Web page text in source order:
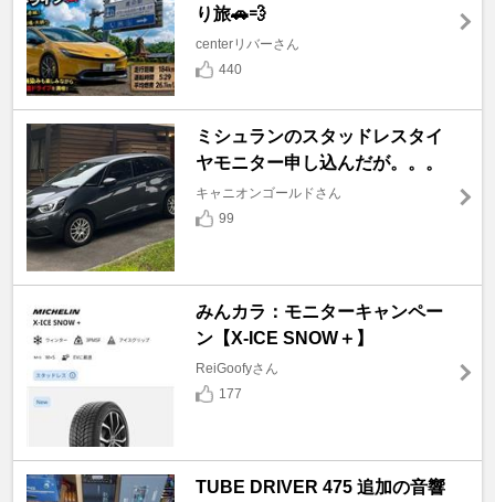
り旅🚗💨
centerリバーさん
440
ミシュランのスタッドレスタイ
ヤモニター申し込んだが。。。
キャニオンゴールドさん
99
みんカラ：モニターキャンペー
ン【X-ICE SNOW＋】
ReiGoofyさん
177
TUBE DRIVER 475 追加の音響